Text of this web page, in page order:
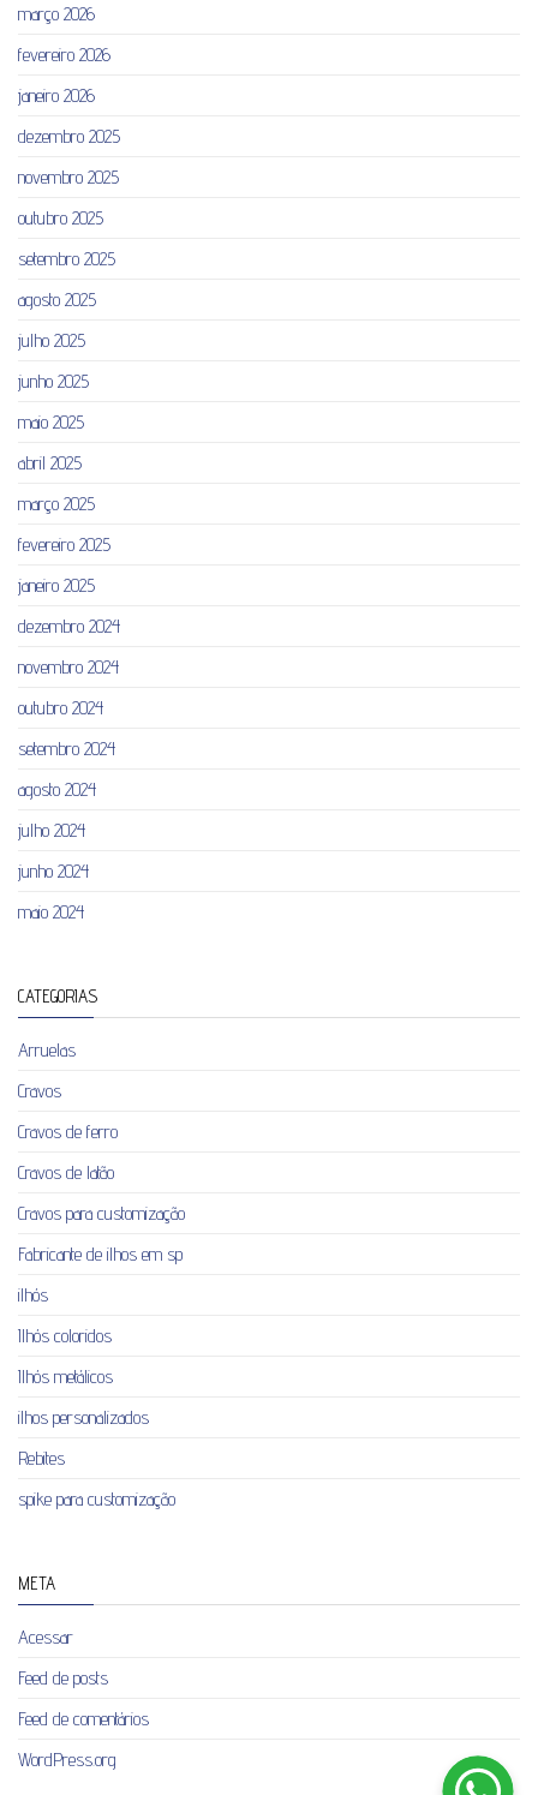
março 2026
fevereiro 2026
janeiro 2026
dezembro 2025
novembro 2025
outubro 2025
setembro 2025
agosto 2025
julho 2025
junho 2025
maio 2025
abril 2025
março 2025
fevereiro 2025
janeiro 2025
dezembro 2024
novembro 2024
outubro 2024
setembro 2024
agosto 2024
julho 2024
junho 2024
maio 2024
CATEGORIAS
Arruelas
Cravos
Cravos de ferro
Cravos de latão
Cravos para customização
Fabricante de ilhos em sp
ilhós
Ilhós coloridos
Ilhós metálicos
ilhos personalizados
Rebites
spike para customização
META
Acessar
Feed de posts
Feed de comentários
WordPress.org